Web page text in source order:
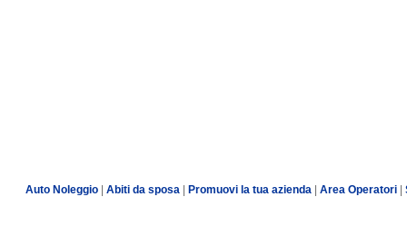
Auto Noleggio Abiti da sposa Promuovi la tua azienda Area Operatori